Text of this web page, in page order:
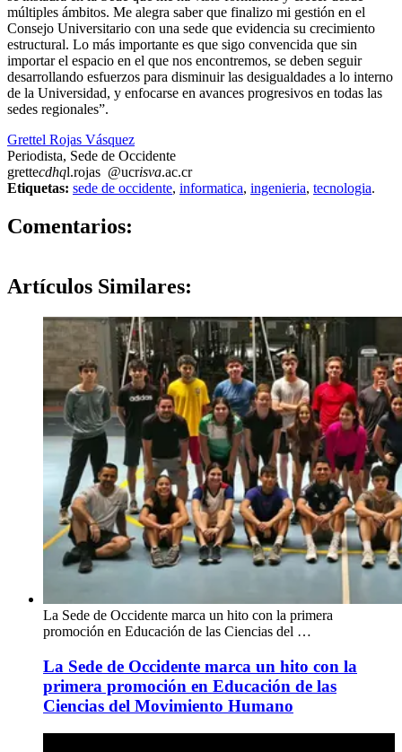
múltiples ámbitos. Me alegra saber que finalizo mi gestión en el
Consejo Universitario con una sede que evidencia su crecimiento
estructural. Lo más importante es que sigo convencida que sin
importar el espacio en el que nos encontremos, se deben seguir
desarrollando esfuerzos para disminuir las desigualdades a lo interno
de la Universidad, y enfocarse en avances progresivos en todas las
sedes regionales”.
Grettel Rojas Vásquez
Periodista, Sede de Occidente
grettecdhql.rojas @ucrisva.ac.cr
Etiquetas: sede de occidente, informatica, ingenieria, tecnologia.
Comentarios:
Artículos Similares:
La Sede de Occidente marca un hito con la primera
promoción en Educación de las Ciencias del …
La Sede de Occidente marca un hito con la
primera promoción en Educación de las
Ciencias del Movimiento Humano